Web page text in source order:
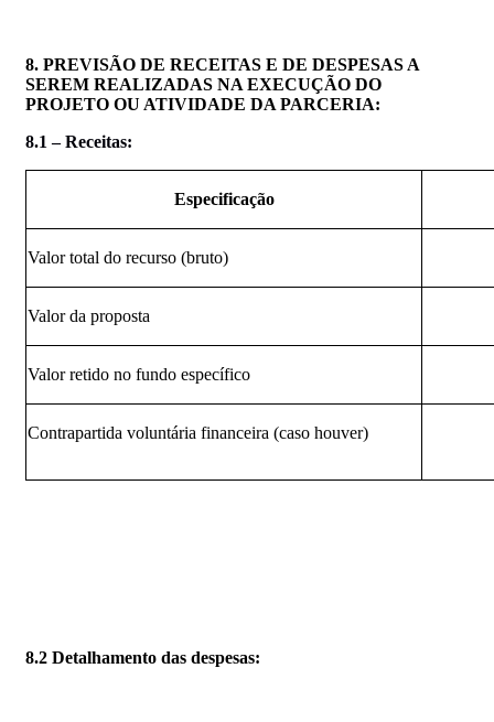
8. PREVISÃO DE RECEITAS E DE DESPESAS A
SEREM REALIZADAS NA EXECUÇÃO DO
PROJETO OU ATIVIDADE DA PARCERIA:
8.1 – Receitas:
Especificação
Valor total do recurso (bruto)
Valor da proposta
Valor retido no fundo específico
Contrapartida voluntária financeira (caso houver)
8.2 Detalhamento das despesas: